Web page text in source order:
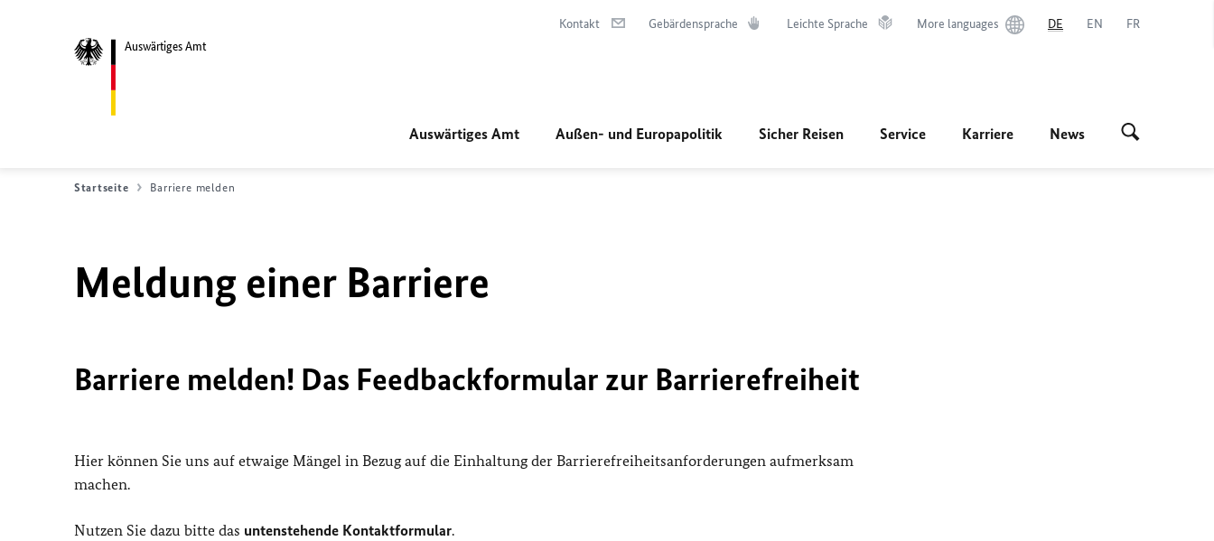
Auswärtiges Amt
Kontakt Gebärdensprache Leichte Sprache More languages DE EN FR
Auswärtiges Amt Außen- und Europapolitik Sicher Reisen Service Karriere News
Startseite Barriere melden
Meldung einer Barriere
Barriere melden! Das Feedbackformular zur Barrierefreiheit
Hier können Sie uns auf etwaige Mängel in Bezug auf die Einhaltung der Barrierefreiheitsanforderungen aufmerksam
machen.
Nutzen Sie dazu bitte das untenstehende Kontaktformular.